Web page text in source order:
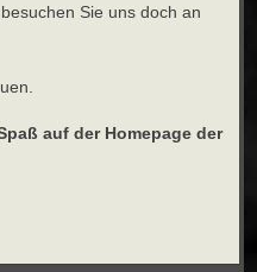
Sie uns doch an
auf der Homepage der